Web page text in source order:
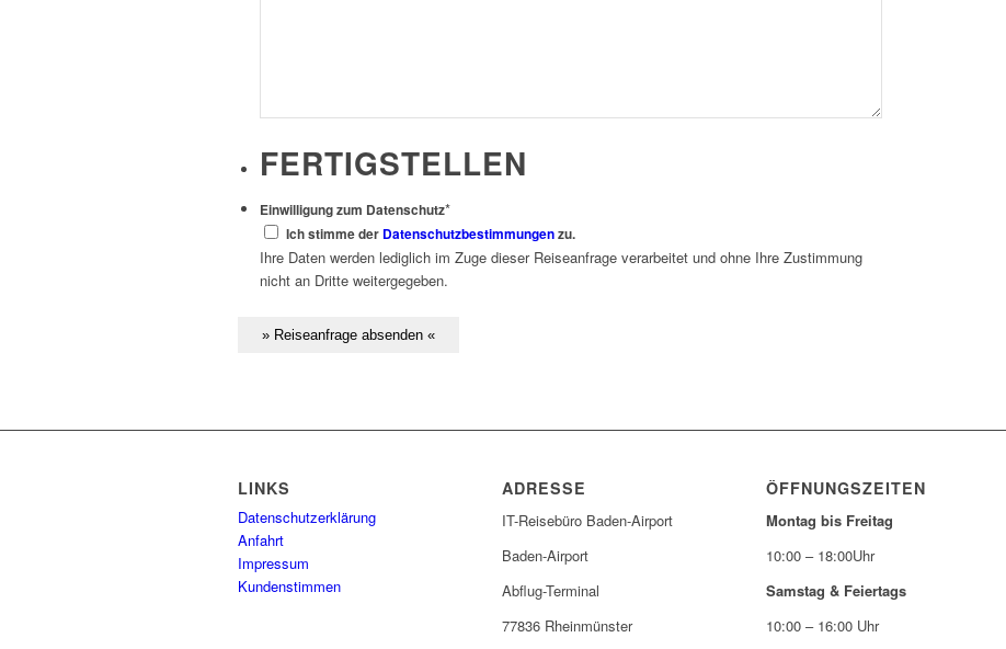
FERTIGSTELLEN
Einwilligung zum Datenschutz*
Ich stimme der Datenschutzbestimmungenzu.
Ihre Daten werden lediglich im Zuge dieser Reiseanfrage verarbeitet und ohne Ihre Zustimmung
nicht an Dritte weitergegeben.
LINKS
Datenschutzerklärung
Anfahrt
Impressum
Kundenstimmen
ADRESSE
IT-Reisebüro Baden-Airport
Baden-Airport
Abflug-Terminal
77836 Rheinmünster
ÖFFNUNGSZEITEN
Montag bis Freitag
10:00 – 18:00Uhr
Samstag & Feiertags
10:00 – 16:00 Uhr